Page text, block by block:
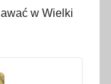
w Wielki